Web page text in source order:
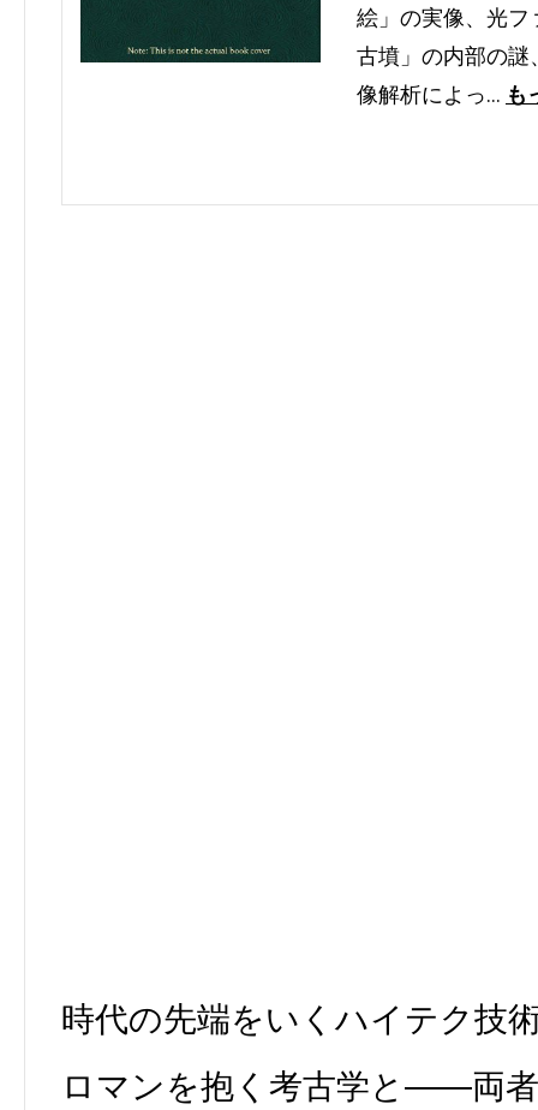
絵」の実像、光フ
古墳」の内部の謎
像解析によっ… も
時代の先端をいくハイテク技
ロマンを抱く考古学と――両